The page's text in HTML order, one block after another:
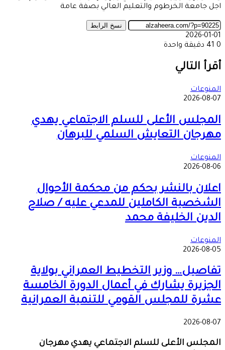
اجل جامعة الخرطوم والتعليم العالي بصفة عامة
نسخ الرابط
2026-01-01
0
دقيقة واحدة
عبر
البريد
أقرأ التالي
المنوعات
2026-08-07
المجلس الأعلى للسلم الاجتماعي يهدي
مهرجان التعايش السلمي للبرهان
المنوعات
2026-08-06
اعلان بالنشر بحكم من محكمة الأحوال
الشخصية الكاملين للمدعي عليه / صلاح
الدين الخليفة محمد
المنوعات
2026-08-05
تفاصيل… وزير التخطيط العمراني بولاية
الجزيرة يشارك في أعمال الدورة الخامسة
عشرة للمجلس القومي للتنمية العمرانية
2026-08-07
المجلس الأعلى للسلم الاجتماعي يهدي مهرجان